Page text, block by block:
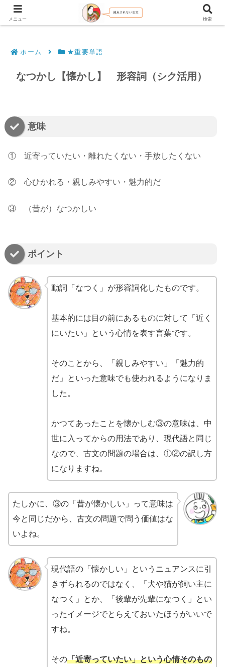
文法解説・逐語訳（現代語訳・口語訳）
ホーム ★重要単語
なつかし【懐かし】 形容詞（シク活用）
意味
① 近寄っていたい・離れたくない・手放したくない
② 心ひかれる・親しみやすい・魅力的だ
③ （昔が）なつかしい
ポイント
動詞「なつく」が形容詞化したものです。
基本的には目の前にあるものに対して「近く
にいたい」という心情を表す言葉です。
そのことから、「親しみやすい」「魅力的
だ」といった意味でも使われるようになりま
した。
かつてあったことを懐かしむ③の意味は、中
世に入ってからの用法であり、現代語と同じ
なので、古文の問題の場合は、①②の訳し方
になりますね。
たしかに、③の「昔が懐かしい」って意味は
今と同じだから、古文の問題で問う価値はな
いよね。
現代語の「懐かしい」というニュアンスに引
きずられるのではなく、「犬や猫が飼い主に
なつく」とか、「後輩が先輩になつく」とい
ったイメージでとらえておいたほうがいいで
すね。
その「近寄っていたい」という心情そのもの
メニュー 検索